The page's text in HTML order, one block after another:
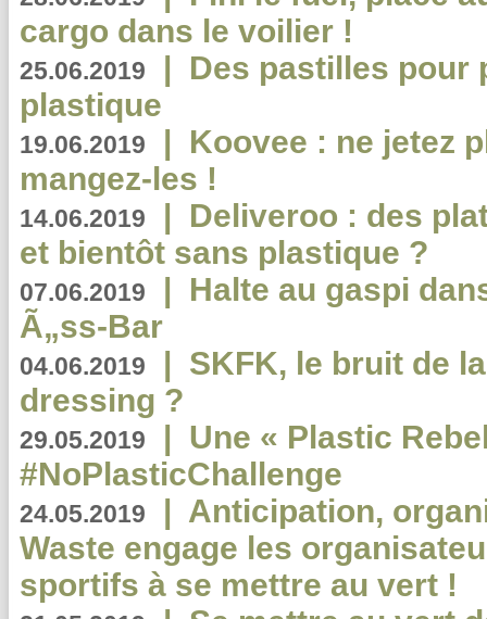
cargo dans le voilier !
25.06.2019 | Des pastilles pour
plastique
19.06.2019 | Koovee : ne jetez
mangez-les !
14.06.2019 | Deliveroo : des
et bientôt sans plastique ?
07.06.2019 | Halte au gaspi
Ã„ss-Bar
04.06.2019 | SKFK, le bruit de
dressing ?
29.05.2019 | Une « Plastic
#NoPlasticChallenge
24.05.2019 | Anticipation,
Waste engage les
sportifs à se mettre au vert !